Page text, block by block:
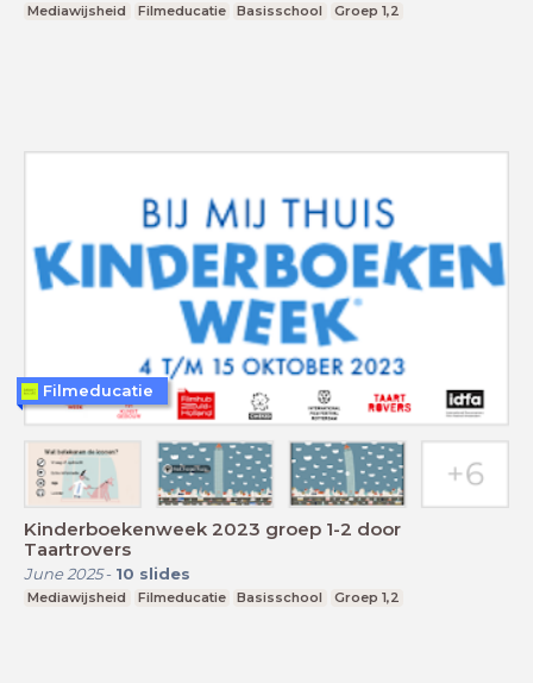
Mediawijsheid Filmeducatie Basisschool Groep 1,2
Kinderboekenweek 2023 groep 1-2 door
Taartrovers
June 2025- 10 slides
Mediawijsheid Filmeducatie Basisschool Groep 1,2
Filmeducatie